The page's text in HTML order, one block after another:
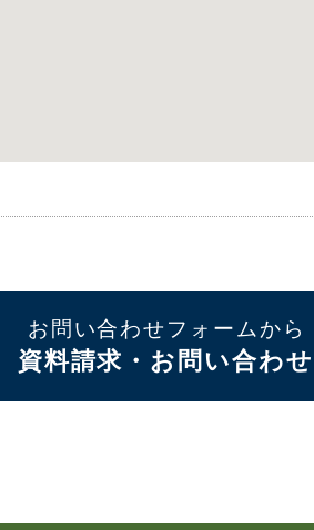
お問い合わせフォームから
資料請求・お問い合わせ